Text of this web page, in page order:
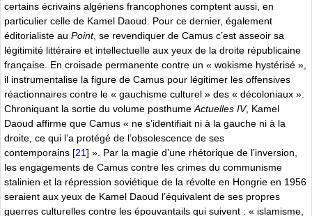
certains écrivains algériens francophones comptent aussi, en
particulier celle de Kamel Daoud. Pour ce dernier, également
éditorialiste au Point, se revendiquer de Camus c’est asseoir sa
légitimité littéraire et intellectuelle aux yeux de la droite républicaine
française. En croisade permanente contre un « wokisme hystérisé »,
il instrumentalise la figure de Camus pour légitimer les offensives
réactionnaires contre le « gauchisme culturel » des « décoloniaux ».
Chroniquant la sortie du volume posthumeActuelles IV, Kamel
Daoud affirme que Camus « ne s’identifiait ni à la gauche ni à la
droite, ce qui l’a protégé de l’obsolescence de ses
contemporains [21] ». Par la magie d’une rhétorique de l’inversion,
les engagements de Camus contre les crimes du communisme
stalinien et la répression soviétique de la révolte en Hongrie en 1956
seraient aux yeux de Kamel Daoud l’équivalent de ses propres
guerres culturelles contre les épouvantails qui suivent : « islamisme,